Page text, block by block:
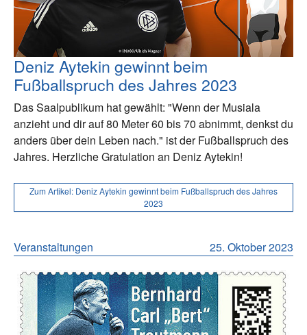
Deniz Aytekin gewinnt beim
Fußballspruch des Jahres 2023
Das Saalpublikum hat gewählt: "Wenn der Musiala
anzieht und dir auf 80 Meter 60 bis 70 abnimmt, denkst du
anders über dein Leben nach." ist der Fußballspruch des
Jahres. Herzliche Gratulation an Deniz Aytekin!
Zum Artikel: Deniz Aytekin gewinnt beim Fußballspruch des Jahres
2023
25. Oktober 2023
Veranstaltungen